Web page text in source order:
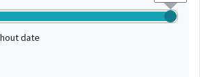
date